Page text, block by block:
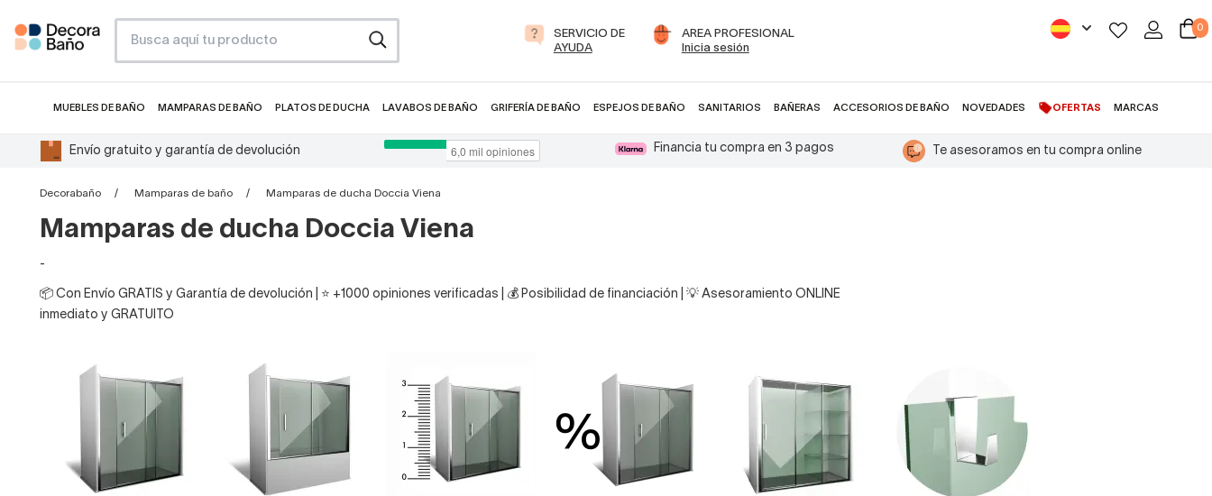
SERVICIO DE
AYUDA
AREA PROFESIONAL
Inicia sesión
0
MUEBLES DE BAÑO MAMPARAS DE BAÑO PLATOS DE DUCHA LAVABOS DE BAÑO GRIFERÍA DE BAÑO ESPEJOS DE BAÑO SANITARIOS BAÑERAS ACCESORIOS DE BAÑO NOVEDADES OFERTAS MARCAS
Envío gratuito y garantía de devolución Financia tu compra en 3 pagos Te asesoramos en tu compra online
Decorabaño Mamparas de baño Mamparas de ducha Doccia Viena
Mamparas de ducha Doccia Viena
-
📦 Con Envío GRATIS y Garantía de devolución | ⭐ +1000 opiniones verificadas | 💰 Posibilidad de financiación | 💡 Asesoramiento ONLINE
inmediato y GRATUITO